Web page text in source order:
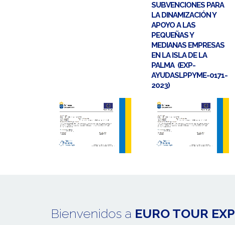
SUBVENCIONES PARA
LA DINAMIZACIÓN Y
APOYO A LAS
PEQUEÑAS Y
MEDIANAS EMPRESAS
EN LA ISLA DE LA
PALMA (EXP-
AYUDASLPPYME-0171-
2023)
Bienvenidos a EURO TOUR